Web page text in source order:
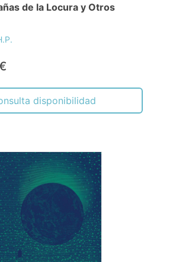
de la Locura y Otros
disponibilidad